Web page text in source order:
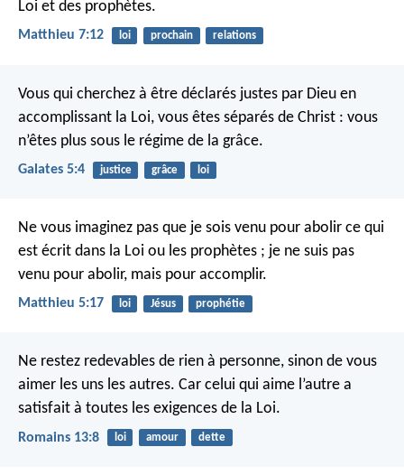
Loi et des prophètes.
Matthieu 7:12 loi prochain relations
Vous qui cherchez à être déclarés justes par Dieu en
accomplissant la Loi, vous êtes séparés de Christ : vous
n’êtes plus sous le régime de la grâce.
Galates 5:4 justice grâce loi
Ne vous imaginez pas que je sois venu pour abolir ce qui
est écrit dans la Loi ou les prophètes ; je ne suis pas
venu pour abolir, mais pour accomplir.
Matthieu 5:17 loi Jésus prophétie
Ne restez redevables de rien à personne, sinon de vous
aimer les uns les autres. Car celui qui aime l’autre a
satisfait à toutes les exigences de la Loi.
Romains 13:8 loi amour dette